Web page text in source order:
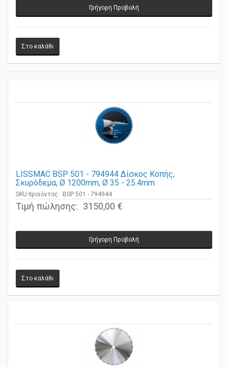
LISSMAC BSP 501 - 794944 Δίσκος Κοπής,
Σκυρόδεμα, Ø 1200mm, Ø 35 - 25.4mm
SKU προϊόντος: BSP 501 - 794944
Τιμή πώλησης: 3150,00 €